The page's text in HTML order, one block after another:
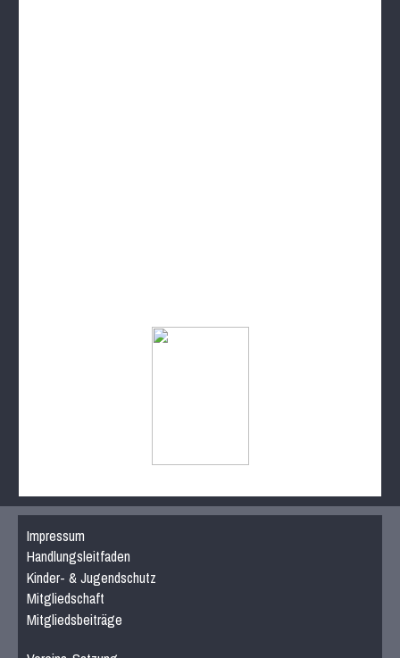
Impressum
Handlungsleitfaden
Kinder- & Jugendschutz
Mitgliedschaft
Mitgliedsbeiträge